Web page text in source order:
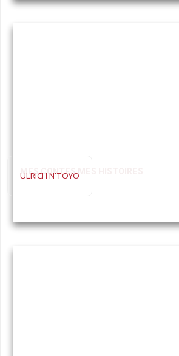
MES CONTES MES HISTOIRES
ULRICH N'TOYO